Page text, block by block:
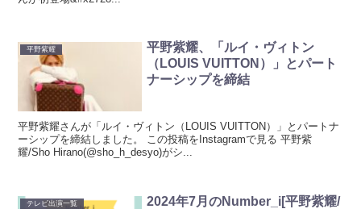
平野紫耀
平野紫耀、「ルイ・ヴィトン
（LOUIS VUITTON）」とパート
ナーシップを締結
平野紫耀さんが「ルイ・ヴィトン（LOUIS VUITTON）」とパートナ
ーシップを締結しました。 この投稿をInstagramで見る 平野紫
耀/Sho Hirano(@sho_h_desyo)がシ...
テレビ出演一覧
2024年7月のNumber_i[平野紫耀/